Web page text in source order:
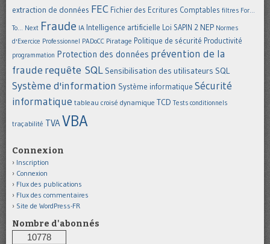
extraction de données FEC Fichier des Ecritures Comptables filtres For...
To... Next Fraude IA Intelligence artificielle Loi SAPIN 2 NEP Normes
d'Exercice Professionnel PADoCC Piratage Politique de sécurité Productivité
programmation Protection des données prévention de la
fraude requête SQL Sensibilisation des utilisateurs SQL
Système d'information Système informatique Sécurité
informatique tableau croisé dynamique TCD Tests conditionnels
traçabilité TVAVBA
Connexion
Inscription
Connexion
Flux des publications
Flux des commentaires
Site de WordPress-FR
Nombre d'abonnés
10778